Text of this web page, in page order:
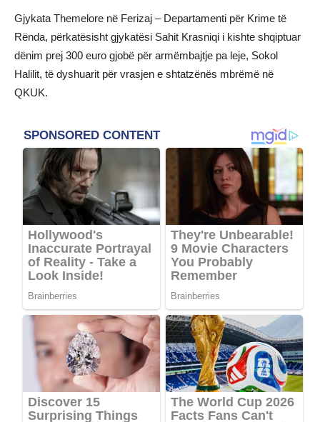
Gjykata Themelore në Ferizaj – Departamenti për Krime të
Rënda, përkatësisht gjykatësi Sahit Krasniqi i kishte shqiptuar
dënim prej 300 euro gjobë për armëmbajtje pa leje, Sokol
Halilit, të dyshuarit për vrasjen e shtatzënës mbrëmë në
QKUK.